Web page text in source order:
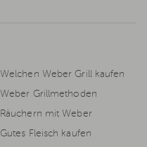
Welchen Weber Grill kaufen
Weber Grillmethoden
Räuchern mit Weber
Gutes Fleisch kaufen